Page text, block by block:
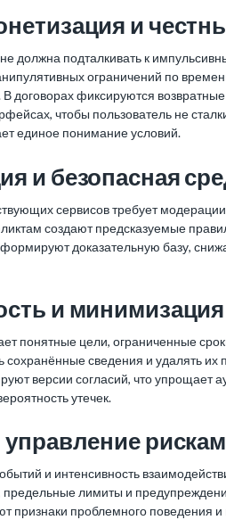
и
должна подталкивать к
ограничений по
договорах фиксируются
чтобы пользователь не
единое понимание условий.
и безопасная
сервисов требует
создают предсказуемые
доказательную базу,
и
понятные цели, ограниченные
сохранённые сведения и удалять
версии согласий, что упрощает
утечек.
и интенсивность
лимиты и
признаки проблемного поведения